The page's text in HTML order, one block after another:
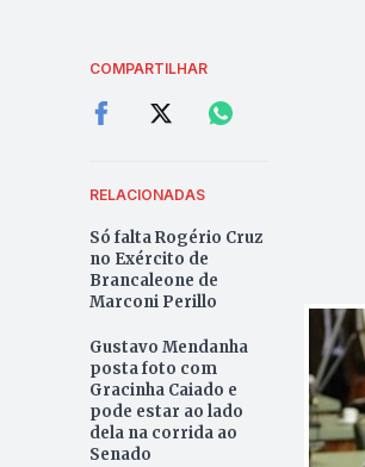
COMPARTILHAR
RELACIONADAS
Só falta Rogério Cruz
no Exército de
Brancaleone de
Marconi Perillo
Gustavo Mendanha
posta foto com
Gracinha Caiado e
pode estar ao lado
dela na corrida ao
Senado